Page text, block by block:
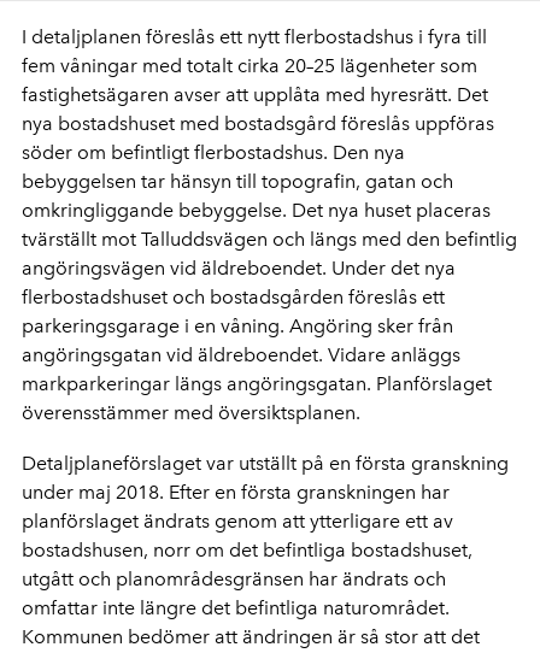
I detaljplanen föreslås ett nytt flerbostadshus i fyra till
fem våningar med totalt cirka 20–25 lägenheter som
fastighetsägaren avser att upplåta med hyresrätt. Det
nya bostadshuset med bostadsgård föreslås uppföras
söder om befintligt flerbostadshus. Den nya
bebyggelsen tar hänsyn till topografin, gatan och
omkringliggande bebyggelse. Det nya huset placeras
tvärställt mot Talluddsvägen och längs med den befintlig
angöringsvägen vid äldreboendet. Under det nya
flerbostadshuset och bostadsgården föreslås ett
parkeringsgarage i en våning. Angöring sker från
angöringsgatan vid äldreboendet. Vidare anläggs
markparkeringar längs angöringsgatan. Planförslaget
överensstämmer med översiktsplanen.
Detaljplaneförslaget var utställt på en första granskning
under maj 2018. Efter en första granskningen har
planförslaget ändrats genom att ytterligare ett av
bostadshusen, norr om det befintliga bostadshuset,
utgått och planområdesgränsen har ändrats och
omfattar inte längre det befintliga naturområdet.
Kommunen bedömer att ändringen är så stor att det